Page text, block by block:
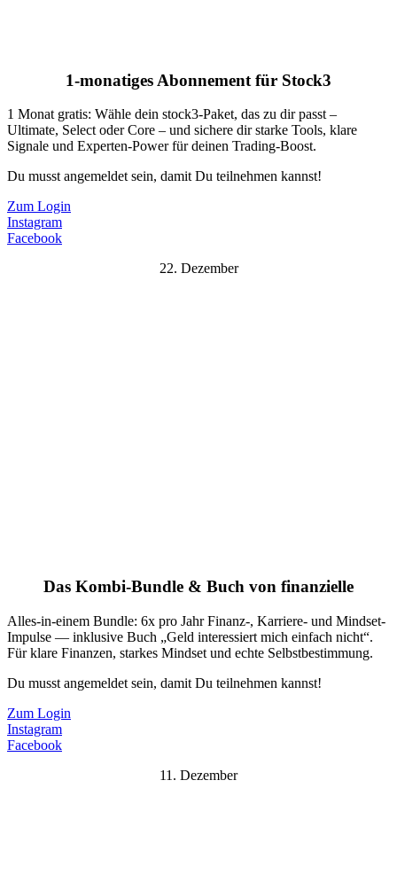
1-monatiges Abonnement für Stock3
1 Monat gratis: Wähle dein stock3-Paket, das zu dir passt –
Ultimate, Select oder Core – und sichere dir starke Tools, klare
Signale und Experten-Power für deinen Trading-Boost.
Du musst angemeldet sein, damit Du teilnehmen kannst!
Zum Login
Instagram
Facebook
22. Dezember
Das Kombi-Bundle & Buch von finanzielle
Alles-in-einem Bundle: 6x pro Jahr Finanz-, Karriere- und Mindset-
Impulse — inklusive Buch „Geld interessiert mich einfach nicht“.
Für klare Finanzen, starkes Mindset und echte Selbstbestimmung.
Du musst angemeldet sein, damit Du teilnehmen kannst!
Zum Login
Instagram
Facebook
11. Dezember